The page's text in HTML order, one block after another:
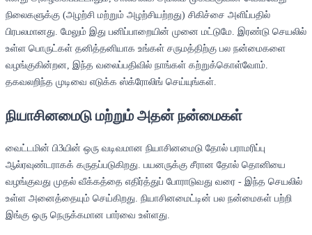
நிலைகளுக்கு (அழற்சி மற்றும் அழற்சியற்றது) சிகிச்சை அளிப்பதில்
பிரபலமானது. மேலும் இது பனிப்பாறையின் முனை மட்டுமே. இரண்டு செயலில்
உள்ள பொருட்கள் தனித்தனியாக உங்கள் சருமத்திற்கு பல நன்மைகளை
வழங்குகின்றன, இந்த வலைப்பதிவில் நாங்கள் கற்றுக்கொள்வோம்.
தகவலறிந்த முடிவை எடுக்க ஸ்க்ரோலிங் செய்யுங்கள்.
நியாசினமைடு மற்றும் அதன் நன்மைகள்
வைட்டமின் பி3யின் ஒரு வடிவமான நியாசினமைடு தோல் பராமரிப்பு
ஆல்ரவுண்டராகக் கருதப்படுகிறது. பயனருக்கு சீரான தோல் தொனியை
வழங்குவது முதல் வீக்கத்தை எதிர்த்துப் போராடுவது வரை - இந்த செயலில்
உள்ள அனைத்தையும் செய்கிறது. நியாசினமைட்டின் பல நன்மைகள் பற்றி
இங்கு ஒரு நெருக்கமான பார்வை உள்ளது.